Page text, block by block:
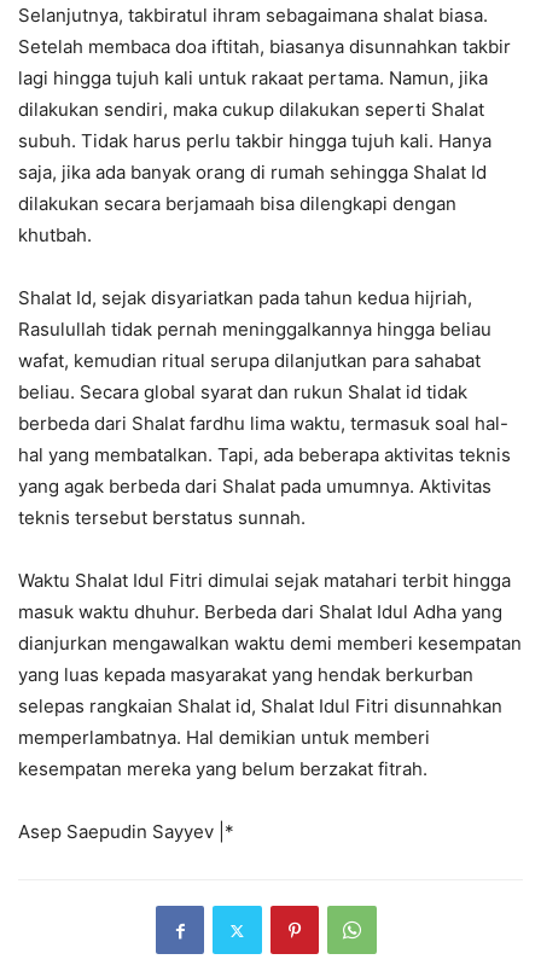
Selanjutnya, takbiratul ihram sebagaimana shalat biasa.
Setelah membaca doa iftitah, biasanya disunnahkan takbir
lagi hingga tujuh kali untuk rakaat pertama. Namun, jika
dilakukan sendiri, maka cukup dilakukan seperti Shalat
subuh. Tidak harus perlu takbir hingga tujuh kali. Hanya
saja, jika ada banyak orang di rumah sehingga Shalat Id
dilakukan secara berjamaah bisa dilengkapi dengan
khutbah.
Shalat Id, sejak disyariatkan pada tahun kedua hijriah,
Rasulullah tidak pernah meninggalkannya hingga beliau
wafat, kemudian ritual serupa dilanjutkan para sahabat
beliau. Secara global syarat dan rukun Shalat id tidak
berbeda dari Shalat fardhu lima waktu, termasuk soal hal-
hal yang membatalkan. Tapi, ada beberapa aktivitas teknis
yang agak berbeda dari Shalat pada umumnya. Aktivitas
teknis tersebut berstatus sunnah.
Waktu Shalat Idul Fitri dimulai sejak matahari terbit hingga
masuk waktu dhuhur. Berbeda dari Shalat Idul Adha yang
dianjurkan mengawalkan waktu demi memberi kesempatan
yang luas kepada masyarakat yang hendak berkurban
selepas rangkaian Shalat id, Shalat Idul Fitri disunnahkan
memperlambatnya. Hal demikian untuk memberi
kesempatan mereka yang belum berzakat fitrah.
Asep Saepudin Sayyev |*